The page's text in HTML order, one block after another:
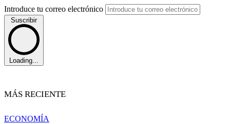
Introduce tu correo electrónico
Suscribir
Loading...
MÁS RECIENTE
ECONOMÍA